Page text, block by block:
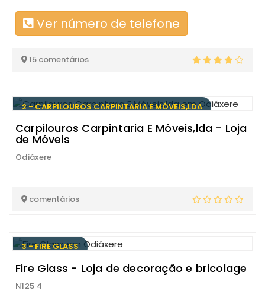
Ver número de telefone
15 comentários
2 - CARPILOUROS CARPINTARIA E MÓVEIS,LDA
Carpilouros Carpintaria E Móveis,lda - Loja
de Móveis
Odiáxere
comentários
3 - FIRE GLASS
Fire Glass - Loja de decoração e bricolage
N125 4